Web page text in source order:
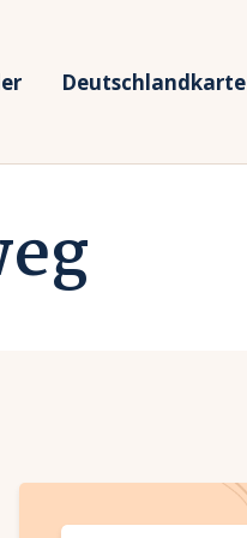
Deutschlandkarte